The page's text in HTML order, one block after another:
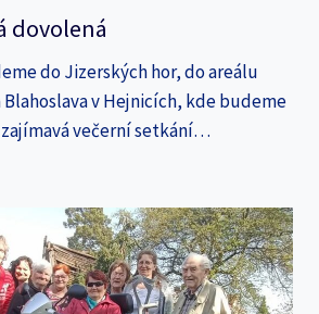
dovolená
do Jizerských hor, do areálu
v Hejnicích, kde budeme
večerní setkání…